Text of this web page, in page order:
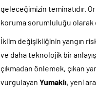
geleceğimizin teminatıdır.
koruma sorumluluğu olarak
İklim değişikliğinin yangın
ve daha teknolojik bir
çıkmadan önlemek, çıkan
vurgulayan Yumaklı, yeni